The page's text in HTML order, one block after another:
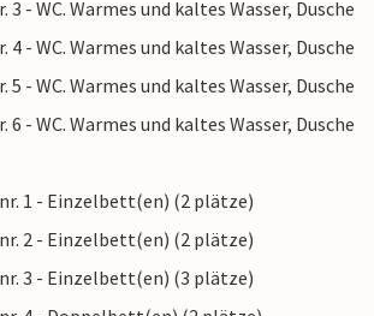
3 - WC. Warmes und kaltes Wasser, Dusche
4 - WC. Warmes und kaltes Wasser, Dusche
5 - WC. Warmes und kaltes Wasser, Dusche
6 - WC. Warmes und kaltes Wasser, Dusche
1 - Einzelbett(en) (2 plätze)
2 - Einzelbett(en) (2 plätze)
3 - Einzelbett(en) (3 plätze)